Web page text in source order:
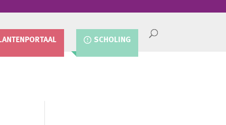
SCHOLING